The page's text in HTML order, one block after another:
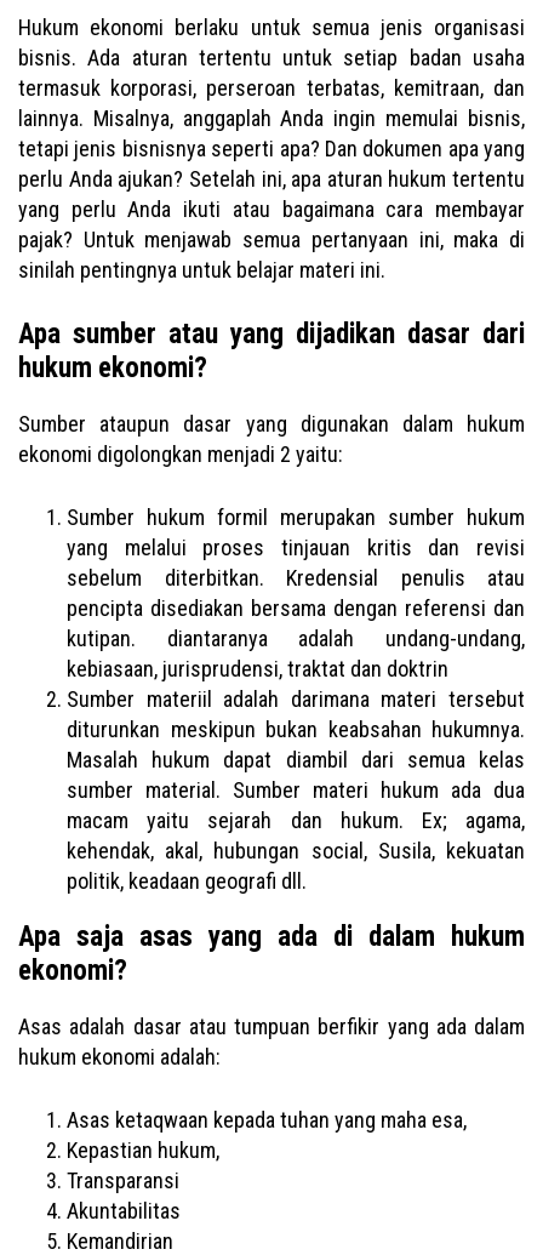
Hukum ekonomi berlaku untuk semua jenis organisasi
bisnis. Ada aturan tertentu untuk setiap badan usaha
termasuk korporasi, perseroan terbatas, kemitraan, dan
lainnya. Misalnya, anggaplah Anda ingin memulai bisnis,
tetapi jenis bisnisnya seperti apa? Dan dokumen apa yang
perlu Anda ajukan? Setelah ini, apa aturan hukum tertentu
yang perlu Anda ikuti atau bagaimana cara membayar
pajak? Untuk menjawab semua pertanyaan ini, maka di
sinilah pentingnya untuk belajar materi ini.
Apa sumber atau yang dijadikan dasar dari
hukum ekonomi?
Sumber ataupun dasar yang digunakan dalam hukum
ekonomi digolongkan menjadi 2 yaitu:
Sumber hukum formil merupakan sumber hukum
yang melalui proses tinjauan kritis dan revisi
sebelum diterbitkan. Kredensial penulis atau
pencipta disediakan bersama dengan referensi dan
kutipan. diantaranya adalah undang-undang,
kebiasaan, jurisprudensi, traktat dan doktrin
Sumber materiil adalah darimana materi tersebut
diturunkan meskipun bukan keabsahan hukumnya.
Masalah hukum dapat diambil dari semua kelas
sumber material. Sumber materi hukum ada dua
macam yaitu sejarah dan hukum. Ex; agama,
kehendak, akal, hubungan social, Susila, kekuatan
politik, keadaan geografi dll.
Apa saja asas yang ada di dalam hukum
ekonomi?
Asas adalah dasar atau tumpuan berfikir yang ada dalam
hukum ekonomi adalah:
Asas ketaqwaan kepada tuhan yang maha esa,
Kepastian hukum,
Transparansi
Akuntabilitas
Kemandirian